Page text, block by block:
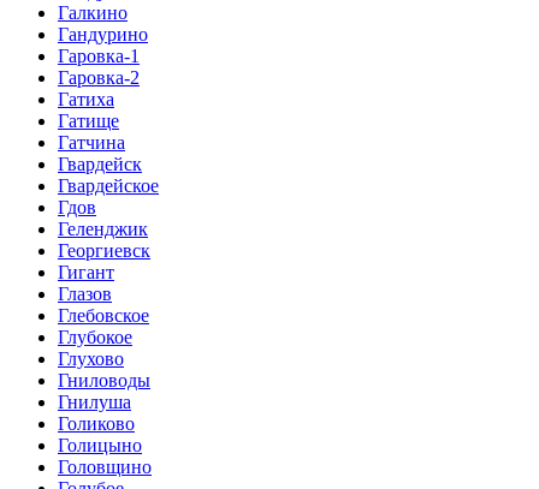
Галкино
Гандурино
Гаровка-1
Гаровка-2
Гатиха
Гатище
Гатчина
Гвардейск
Гвардейское
Гдов
Геленджик
Георгиевск
Гигант
Глазов
Глебовское
Глубокое
Глухово
Гниловоды
Гнилуша
Голиково
Голицыно
Головщино